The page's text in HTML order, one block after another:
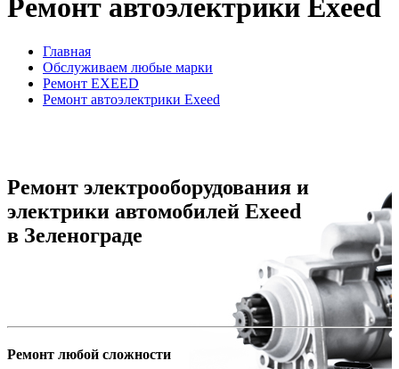
Ремонт автоэлектрики Exeed
Главная
Обслуживаем любые марки
Ремонт EXEED
Ремонт автоэлектрики Exeed
Ремонт электрооборудования и
электрики автомобилей Exeed
в Зеленограде
Ремонт любой сложности